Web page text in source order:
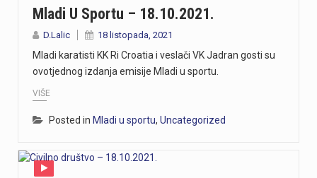
Mladi U Sportu – 18.10.2021.
D.Lalic 18 listopada, 2021
Mladi karatisti KK Ri Croatia i veslači VK Jadran gosti su
ovotjednog izdanja emisije Mladi u sportu.
VIŠE
Posted in Mladi u sportu, Uncategorized